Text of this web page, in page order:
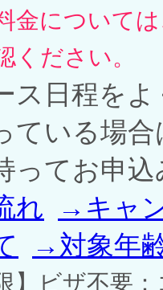
金について
ください。
ス日程を
ている場
ってお申
れ
→キャ
→対象年
】ビザ不要